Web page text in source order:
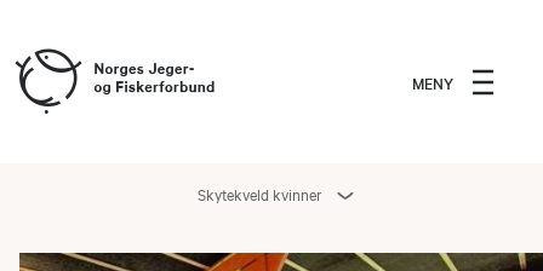
MENY
Skytekveld kvinner